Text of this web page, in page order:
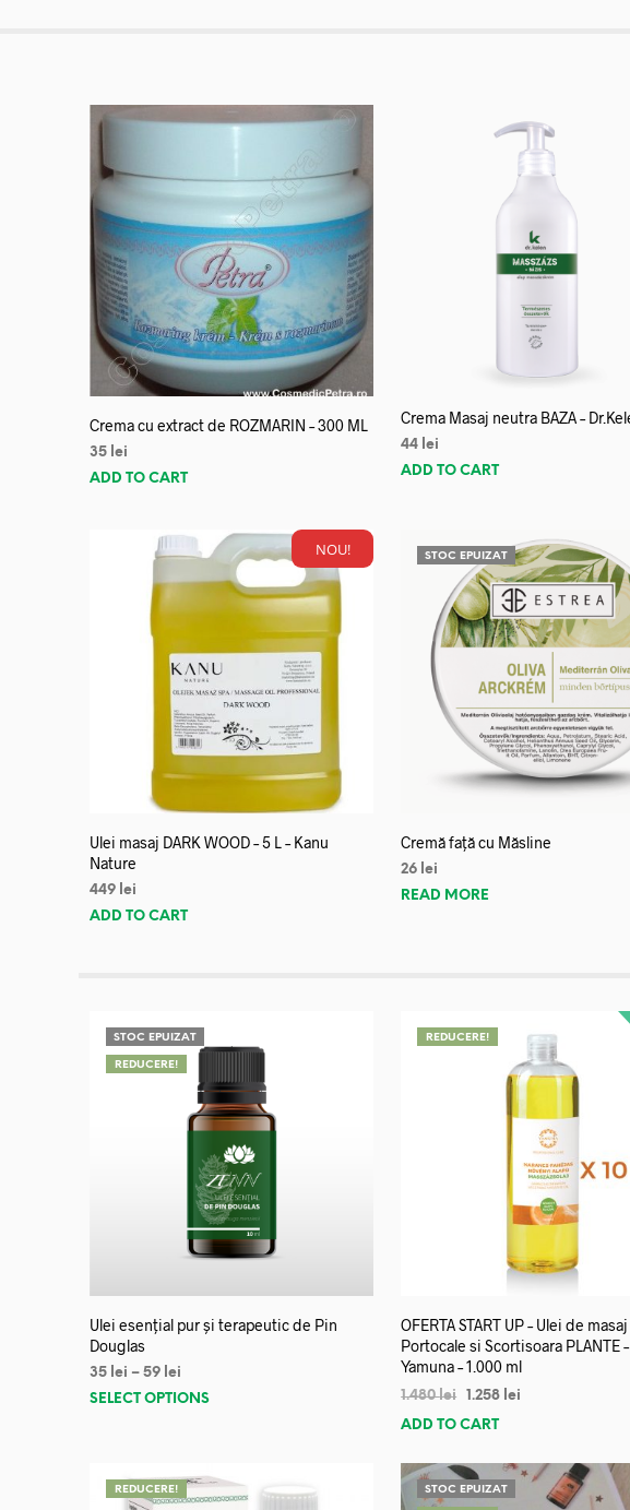
Crema cu extract de ROZMARIN – 300 ML
35 lei
ADD TO CART
Crema Masaj neutra BAZA –
44 lei
ADD TO CART
NOU!
Ulei masaj DARK WOOD – 5 L – Kanu
Nature
449 lei
ADD TO CART
STOC EPUIZAT
Cremă față cu Măsline
26 lei
READ MORE
STOC EPUIZAT
REDUCERE!
Ulei esențial pur și terapeutic de Pin
Douglas
35 lei – 59 lei
SELECT OPTIONS
REDUCERE!
OFERTA START UP – Ulei de
Portocale si Scortisoara PLANTE –
Yamuna – 1.000 ml
1.480lei 1.258 lei
ADD TO CART
REDUCERE! STOC EPUIZAT